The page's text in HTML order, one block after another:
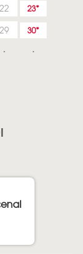
22 23
29 30